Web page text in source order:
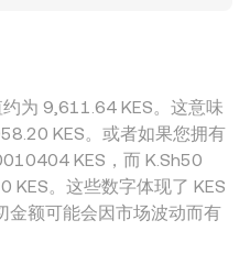
的偏多或偏空、季度与月度
场外的大额地址（俗称“鲸
期内加剧波动，使 SOL/KES
出现快节奏波动。
活跃的 DEX 流动性会对即期
做市商与搬砖者的活动，间
conversion rate。
的合规不确定性、法币入金
数字资产的征税与合规要求，
与可达流动性，进而反映在报
平台先以 SOL/USDT 或
KES 或 USD/KES 的报
相对 KES 的轻微溢折价（即
KES conversion rate。跨
但受制于手续费、链上转账
为 9,611.64 KES。这意味
KES。或者如果您拥有
KES，而 K.Sh50
KES。这些数字体现了 KES
金额可能会因市场波动而有